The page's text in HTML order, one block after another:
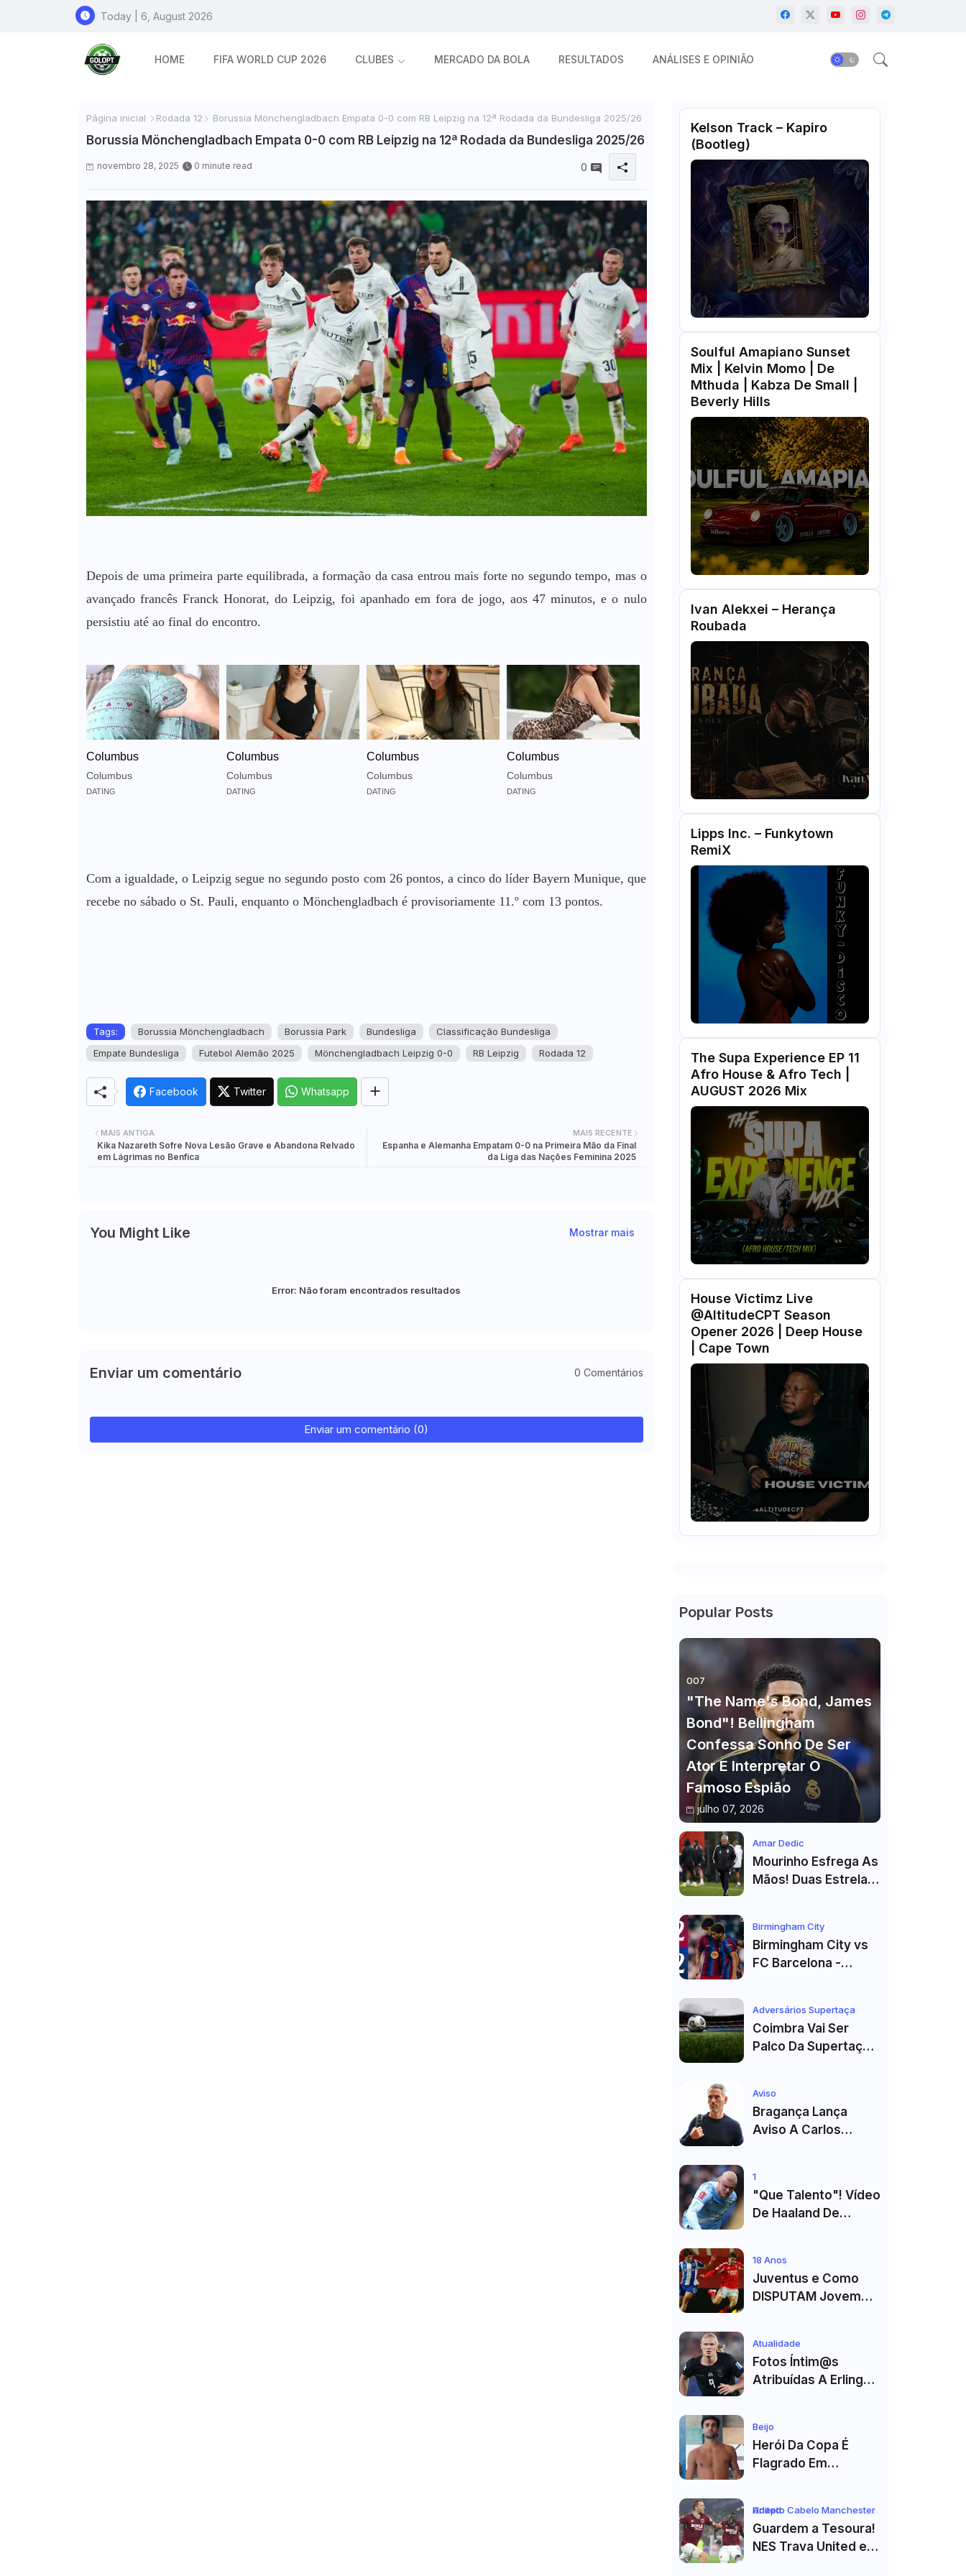
Today | 6, August 2026
HOME FIFA WORLD CUP 2026 CLUBES MERCADO DA BOLA RESULTADOS ANÁLISES E OPINIÃO
Página inicial Rodada 12 Borussia Mönchengladbach Empata 0-0 com RB Leipzig na 12ª Rodada da Bundesliga 2025/26
Borussia Mönchengladbach Empata 0-0 com RB Leipzig na 12ª Rodada da Bundesliga 2025/26
novembro 28, 2025 0 minute read 0
Depois de uma primeira parte equilibrada, a formação da casa entrou mais forte no segundo tempo, mas o
avançado francês Franck Honorat, do Leipzig, foi apanhado em fora de jogo, aos 47 minutos, e o nulo
persistiu até ao final do encontro.
Columbus
Columbus
DATING
Columbus
Columbus
DATING
Columbus
Columbus
DATING
Columbus
Columbus
DATING
Com a igualdade, o Leipzig segue no segundo posto com 26 pontos, a cinco do líder Bayern Munique, que
recebe no sábado o St. Pauli, enquanto o Mönchengladbach é provisoriamente 11.º com 13 pontos.
Tags: Borussia Mönchengladbach Borussia Park Bundesliga
Classificação Bundesliga
Empate Bundesliga
Futebol Alemão 2025 Mönchengladbach Leipzig 0-0 RB Leipzig Rodada 12
Facebook Twitter Whatsapp
MAIS RECENTE
Espanha e Alemanha Empatam 0-0 na Primeira Mão da Final
da Liga das Nações Feminina 2025
MAIS ANTIGA
Kika Nazareth Sofre Nova Lesão Grave e Abandona Relvado
em Lágrimas no Benfica
You Might Like Mostrar mais
Error: Não foram encontrados resultados
Enviar um comentário 0 Comentários
Enviar um comentário (0)
Kelson Track – Kapiro
(Bootleg)
Soulful Amapiano Sunset
Mix | Kelvin Momo | De
Mthuda | Kabza De Small |
Beverly Hills
Ivan Alekxei – Herança
Roubada
Lipps Inc. – Funkytown
RemiX
The Supa Experience EP 11
Afro House & Afro Tech |
AUGUST 2026 Mix
House Victimz Live
‪‪@AltitudeCPT‬ Season
Opener 2026 | Deep House
| Cape Town
Popular Posts
007
"The Name's Bond, James
Bond"! Bellingham
Confessa Sonho De Ser
Ator E Interpretar O
Famoso Espião
julho 07, 2026
Amar Dedic
Mourinho Esfrega As
Mãos! Duas Estrelas
Madrid
Birmingham City
Birmingham City vs
FC Barcelona -
Adversários Supertaça
Coimbra Vai Ser
Palco Da Supertaça
E Adversários
Confirmados
Aviso
Bragança Lança
Aviso A Carlos
O Sp. Braga
1
"Que Talento"! Vídeo
De Haaland De
Internet
18 Anos
Juventus e Como
DISPUTAM Jovem
Atualidade
Fotos Íntim@s
Atribuídas A Erling
Geram Grande
Repercussão
Beijo
Herói Da Copa É
Flagrado Em
Seleção! Fotos De
Beijos Sem Camisa
Viraviralizam
Adepto Cabelo Manchester United
Guardem a Tesoura!
NES Trava United e